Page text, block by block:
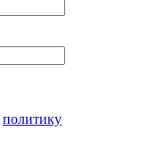
политику